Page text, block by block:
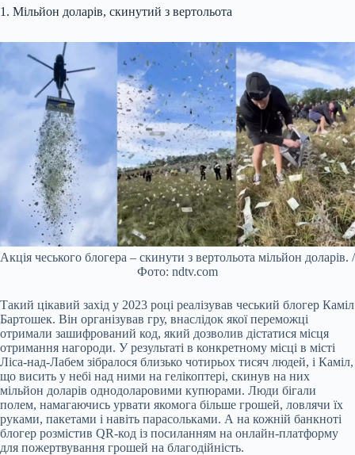
1. Мільйон доларів, скинутий з вертольота
Акція чеського блогера – скинути з вертольота мільйон доларів. /
Фото: ndtv.com
Такий цікавий захід у 2023 році реалізував чеський блогер Каміл
Бартошек. Він організував гру, внаслідок якої переможці
отримали зашифрований код, який дозволив дістатися місця
отримання нагороди. У результаті в конкретному місці в місті
Ліса-над-Лабем зібралося близько чотирьох тисяч людей, і Каміл,
що висить у небі над ними на гелікоптері, скинув на них
мільйон доларів однодоларовими купюрами. Люди бігали
полем, намагаючись урвати якомога більше грошей, ловлячи їх
руками, пакетами і навіть парасольками. А на кожній банкноті
блогер розмістив QR-код із посиланням на онлайн-платформу
для пожертвування грошей на благодійність.